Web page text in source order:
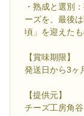
・熟成と選別
ーズを、最後
頃」を迎えた
【賞味期限】
発送日から3ヶ
【提供元】
チーズ工房角谷